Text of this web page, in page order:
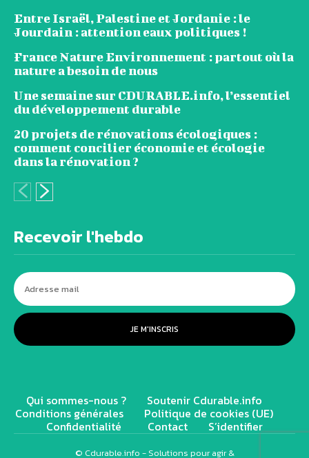
Entre Israël, Palestine et Jordanie : le
Jourdain : attention eaux politiques !
France Nature Environnement : partout où la
nature a besoin de nous
Une semaine sur CDURABLE.info, l’essentiel
du développement durable
20 projets de rénovations écologiques :
comment concilier économie et écologie
dans la rénovation ?
Recevoir l'hebdo
JE M'INSCRIS
Qui sommes-nous ? Soutenir Cdurable.info
Conditions générales Politique de cookies (UE)
Confidentialité Contact S’identifier
© Cdurable.info - Solutions pour agir &